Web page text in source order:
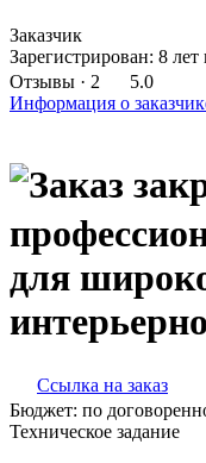
Заказчик
Зарегистрирован: 8 лет
Отзывы · 2
5.0
Информация о
для
Ссылка на заказ
Бюджет: по
Техническое задание